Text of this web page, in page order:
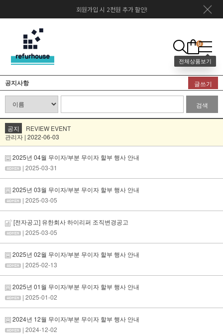
회원가입 시 2천원 추가 할인!
0
공지사항 글쓰기
검색
공지
REVIEW EVENT
관리자 | 2022-06-03
2025년 04월 무이자/부분 무이자 할부 행사 안내
| 2025-03-31
2025년 03월 무이자/부분 무이자 할부 행사 안내
| 2025-03-05
[전자공고] 유한회사 하이리퍼 조직변경공고
| 2025-03-05
2025년 02월 무이자/부분 무이자 할부 행사 안내
| 2025-02-13
2025년 01월 무이자/부분 무이자 할부 행사 안내
| 2025-01-02
2024년 12월 무이자/부분 무이자 할부 행사 안내
| 2024-12-02